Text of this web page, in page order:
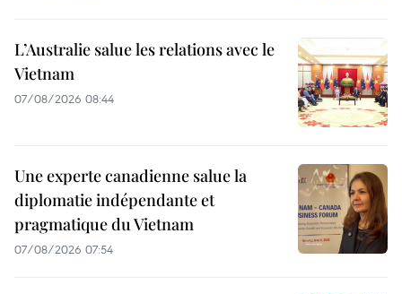
L’Australie salue les relations avec le
Vietnam
07/08/2026 08:44
Une experte canadienne salue la
diplomatie indépendante et
pragmatique du Vietnam
07/08/2026 07:54